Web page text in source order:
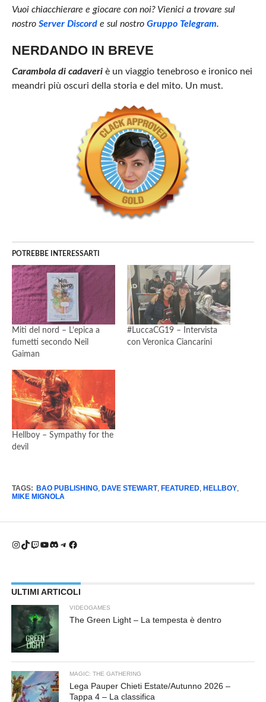
Vuoi chiacchierare e giocare con noi? Vienici a trovare sul
nostro Server Discorde sul nostro Gruppo Telegram.
NERDANDO IN BREVE
Carambola di cadaveriè un viaggio tenebroso e ironico nei
meandri più oscuri della storia e del mito. Un must.
POTREBBE INTERESSARTI
Miti del nord – L’epica a
fumetti secondo Neil
Gaiman
#LuccaCG19 – Intervista
con Veronica Ciancarini
Hellboy – Sympathy for the
devil
TAGS: BAO PUBLISHING, DAVE STEWART, FEATURED, HELLBOY,
MIKE MIGNOLA
Instagram
TikTok
Twitch
YouTube
Discord
Telegram
Facebook
ULTIMI ARTICOLI
VIDEOGAMES
The Green Light – La tempesta è dentro
MAGIC: THE GATHERING
Lega Pauper Chieti Estate/Autunno 2026 –
Tappa 4 – La classifica